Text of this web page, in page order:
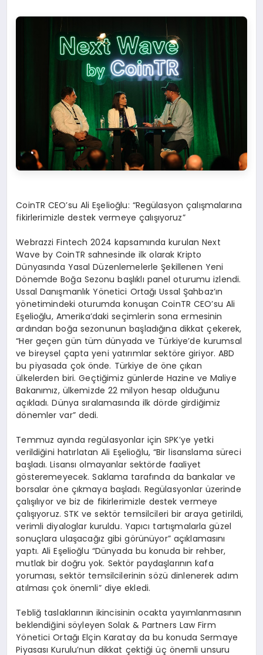
CoinTR CEO’su Ali Eşelioğlu: “Regülasyon çalışmalarına
fikirlerimizle destek vermeye çalışıyoruz”
Webrazzi Fintech 2024 kapsamında kurulan Next
Wave by CoinTR sahnesinde ilk olarak Kripto
Dünyasında Yasal Düzenlemelerle Şekillenen Yeni
Dönemde Boğa Sezonu başlıklı panel oturumu izlendi.
Ussal Danışmanlık Yönetici Ortağı Ussal Şahbaz’ın
yönetimindeki oturumda konuşan CoinTR CEO’su Ali
Eşelioğlu, Amerika’daki seçimlerin sona ermesinin
ardından boğa sezonunun başladığına dikkat çekerek,
“Her geçen gün tüm dünyada ve Türkiye’de kurumsal
ve bireysel çapta yeni yatırımlar sektöre giriyor. ABD
bu piyasada çok önde. Türkiye de öne çıkan
ülkelerden biri. Geçtiğimiz günlerde Hazine ve Maliye
Bakanımız, ülkemizde 22 milyon hesap olduğunu
açıkladı. Dünya sıralamasında ilk dörde girdiğimiz
dönemler var” dedi.
Temmuz ayında regülasyonlar için SPK’ye yetki
verildiğini hatırlatan Ali Eşelioğlu, “Bir lisanslama süreci
başladı. Lisansı olmayanlar sektörde faaliyet
gösteremeyecek. Saklama tarafında da bankalar ve
borsalar öne çıkmaya başladı. Regülasyonlar üzerinde
çalışılıyor ve biz de fikirlerimizle destek vermeye
çalışıyoruz. STK ve sektör temsilcileri bir araya getirildi,
verimli diyaloglar kuruldu. Yapıcı tartışmalarla güzel
sonuçlara ulaşacağız gibi görünüyor” açıklamasını
yaptı. Ali Eşelioğlu “Dünyada bu konuda bir rehber,
mutlak bir doğru yok. Sektör paydaşlarının kafa
yoruması, sektör temsilcilerinin sözü dinlenerek adım
atılması çok önemli” diye ekledi.
Tebliğ taslaklarının ikincisinin ocakta yayımlanmasının
beklendiğini söyleyen Solak & Partners Law Firm
Yönetici Ortağı Elçin Karatay da bu konuda Sermaye
Piyasası Kurulu’nun dikkat çektiği üç önemli unsuru